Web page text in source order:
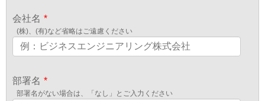
会社名 *
(株)、(有)など省略はご遠慮ください
部署名 *
部署名がない場合は、「なし」とご入力ください